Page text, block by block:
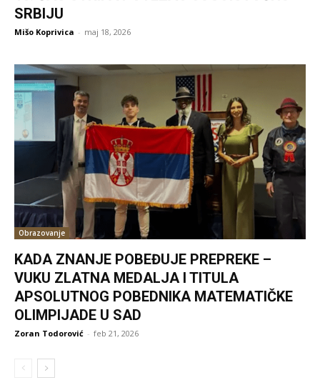
SRBIJU
Mišo Koprivica - maj 18, 2026
Obrazovanje
KADA ZNANJE POBEĐUJE PREPREKE –
VUKU ZLATNA MEDALJA I TITULA
APSOLUTNOG POBEDNIKA MATEMATIČKE
OLIMPIJADE U SAD
Zoran Todorović - feb 21, 2026